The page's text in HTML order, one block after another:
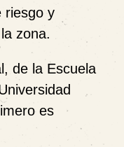
riesgo y
zona.
de la Escuela
es